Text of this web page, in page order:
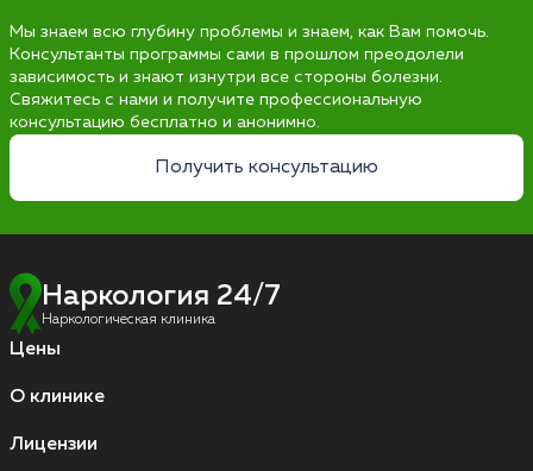
Мы знаем всю глубину проблемы и знаем, как Вам помочь.
Консультанты программы сами в прошлом преодолели
зависимость и знают изнутри все стороны болезни.
Свяжитесь с нами и получите профессиональную
консультацию бесплатно и анонимно.
Получить консультацию
Наркология 24/7
Наркологическая клиника
Цены
О клинике
Лицензии